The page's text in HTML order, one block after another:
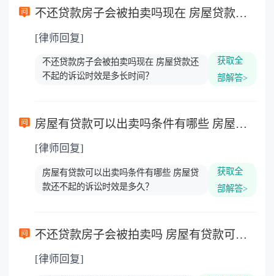
不还贷款房子会被拍卖吗现在 房屋贷款还不起的诉讼时效是多长时间？
[律师回复]
不还贷款房子会被拍卖吗现在 房屋贷款还
不起的诉讼时效是多长时间？
获取全
部解答>
房屋有贷款可以出卖吗条件有哪些 房屋贷款还不起的诉讼时效是多久？
[律师回复]
房屋有贷款可以出卖吗条件有哪些 房屋贷
款还不起的诉讼时效是多久？
获取全
部解答>
不还贷款房子会被拍卖吗 房屋有贷款可以出卖吗？
[律师回复]